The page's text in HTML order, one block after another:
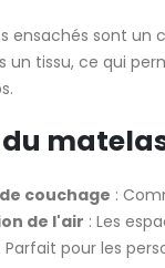
ensachés sont
un tissu, ce qui
couchage :
de l'air : Les
: Parfait pour les